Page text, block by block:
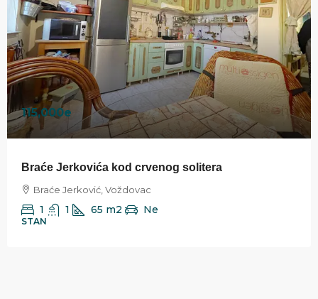
115,000e
Braće Jerkovića kod crvenog solitera
Braće Jerković, Voždovac
1 1 65 m2 Ne
STAN